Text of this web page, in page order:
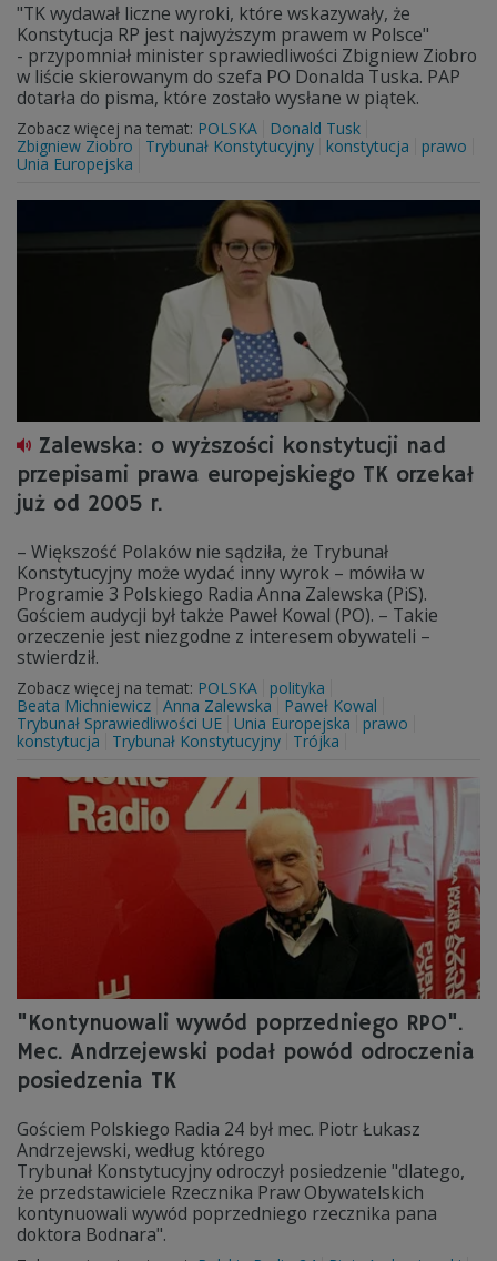
"TK wydawał liczne wyroki, które wskazywały, że
Konstytucja RP jest najwyższym prawem w Polsce"
- przypomniał minister sprawiedliwości Zbigniew Ziobro
w liście skierowanym do szefa PO Donalda Tuska. PAP
dotarła do pisma, które zostało wysłane w piątek.
Zobacz więcej na temat: POLSKA
Donald Tusk
Zbigniew Ziobro
Trybunał Konstytucyjny konstytucja
prawo
Unia Europejska
Zalewska: o wyższości konstytucji nad
przepisami prawa europejskiego TK orzekał
już od 2005 r.
– Większość Polaków nie sądziła, że Trybunał
Konstytucyjny może wydać inny wyrok – mówiła w
Programie 3 Polskiego Radia Anna Zalewska (PiS).
Gościem audycji był także Paweł Kowal (PO). – Takie
orzeczenie jest niezgodne z interesem obywateli –
stwierdził.
Zobacz więcej na temat: POLSKA
polityka
Beata Michniewicz Anna Zalewska
Paweł Kowal
Trybunał Sprawiedliwości UE
Unia Europejska
prawo
konstytucja
Trybunał Konstytucyjny Trójka
"Kontynuowali wywód poprzedniego RPO".
Mec. Andrzejewski podał powód odroczenia
posiedzenia TK
Gościem Polskiego Radia 24 był mec. Piotr Łukasz
Andrzejewski, według którego
Trybunał Konstytucyjny odroczył posiedzenie "dlatego,
że przedstawiciele Rzecznika Praw Obywatelskich
kontynuowali wywód poprzedniego rzecznika pana
doktora Bodnara".